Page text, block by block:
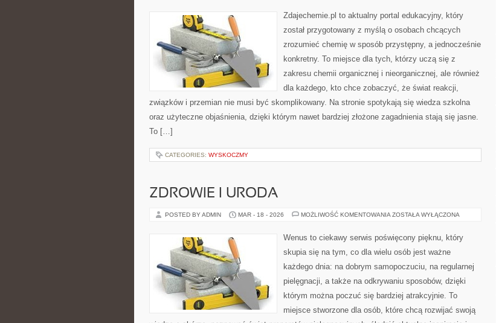
Zdajechemie.pl to aktualny portal edukacyjny, który
został przygotowany z myślą o osobach chcących
zrozumieć chemię w sposób przystępny, a jednocześnie
konkretny. To miejsce dla tych, którzy uczą się z
zakresu chemii organicznej i nieorganicznej, ale również
dla każdego, kto chce zobaczyć, że świat reakcji,
związków i przemian nie musi być skomplikowany. Na stronie spotykają się wiedza szkolna
oraz użyteczne objaśnienia, dzięki którym nawet bardziej złożone zagadnienia stają się jasne.
To […]
CATEGORIES: WYSKOCZMY
ZDROWIE I URODA
POSTED BY ADMIN MAR - 18 - 2026 MOŻLIWOŚĆ KOMENTOWANIA ZDROWIE
ZOSTAŁA WYŁĄCZONA
Wenus to ciekawy serwis poświęcony pięknu, który
skupia się na tym, co dla wielu osób jest ważne
każdego dnia: na dobrym samopoczuciu, na regularnej
pielęgnacji, a także na odkrywaniu sposobów, dzięki
którym można poczuć się bardziej atrakcyjnie. To
miejsce stworzone dla osób, które chcą rozwijać swoją